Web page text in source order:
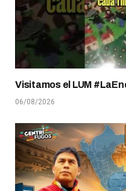
Visitamos el LUM
06/08/2026